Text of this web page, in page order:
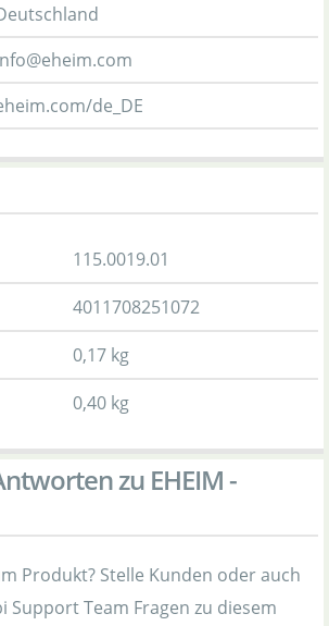
de_DE
115.0019.01
4011708251072
0,17 kg
0,40 kg
zu EHEIM -
Produkt? Stelle Kunden oder auch
Support Team Fragen zu diesem